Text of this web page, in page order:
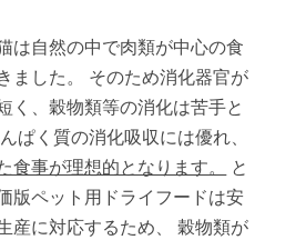
は自然の中で肉類が中心の食
ました。 そのため消化器官が
く、穀物類等の消化は苦手と
ぱく質の消化吸収には優れ、
食事が理想的となります。
と
版ペット用ドライフードは安
産に対応するため、 穀物類が